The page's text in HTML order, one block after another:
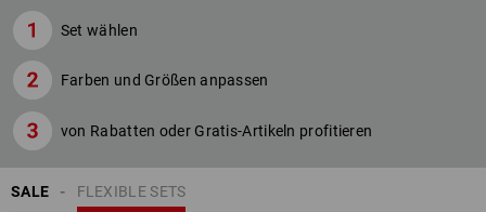
Set wählen
Farben und Größen anpassen
von Rabatten oder Gratis-Artikeln profitieren
SALE FLEXIBLE SETS